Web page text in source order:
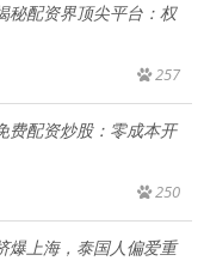
秘配资界顶尖平台：权
257
费配资炒股：零成本开
250
爆上海，泰国人偏爱重